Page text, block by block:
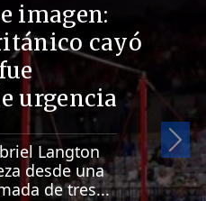
imagen:
cayó
urgencia
Langton
desde una
de tres...